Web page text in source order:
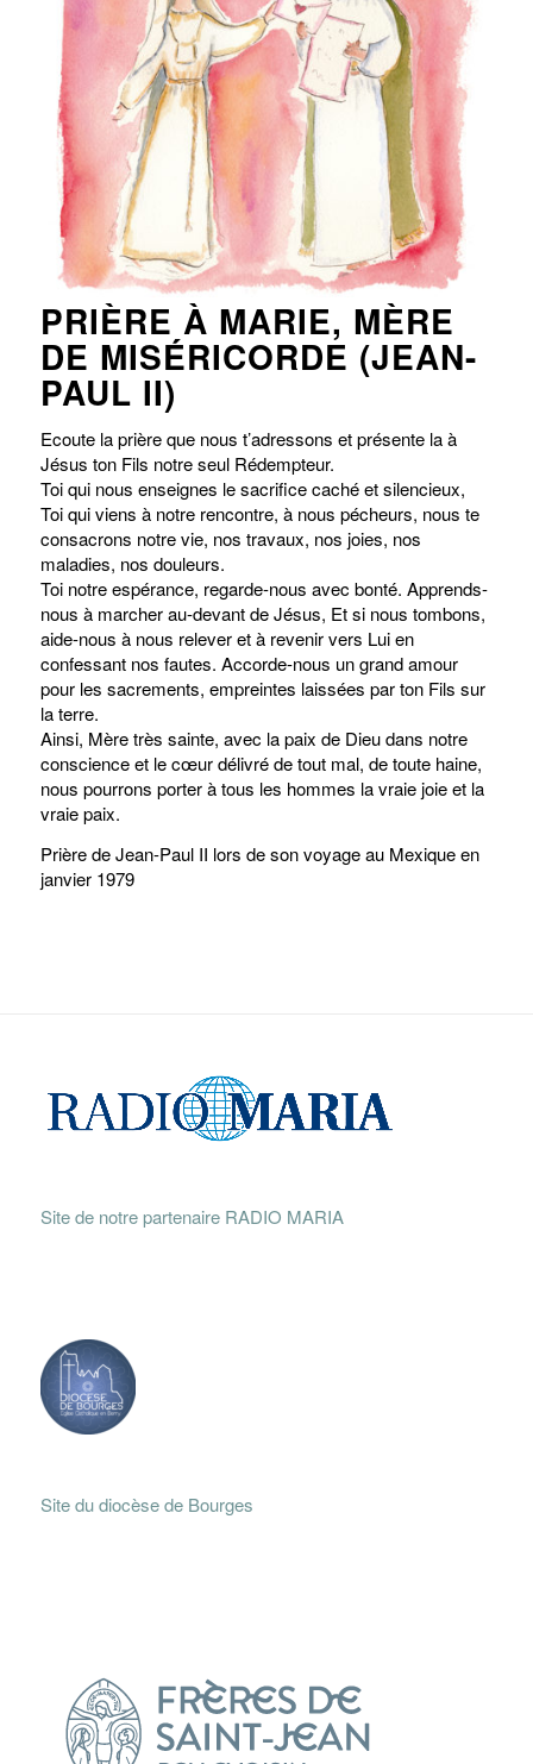
PRIÈRE À MARIE, MÈRE
DE MISÉRICORDE (JEAN-
PAUL II)
Ecoute la prière que nous t’adressons et présente la à
Jésus ton Fils notre seul Rédempteur.
Toi qui nous enseignes le sacrifice caché et silencieux,
Toi qui viens à notre rencontre, à nous pécheurs, nous te
consacrons notre vie, nos travaux, nos joies, nos
maladies, nos douleurs.
Toi notre espérance, regarde-nous avec bonté. Apprends-
nous à marcher au-devant de Jésus, Et si nous tombons,
aide-nous à nous relever et à revenir vers Lui en
confessant nos fautes. Accorde-nous un grand amour
pour les sacrements, empreintes laissées par ton Fils sur
la terre.
Ainsi, Mère très sainte, avec la paix de Dieu dans notre
conscience et le cœur délivré de tout mal, de toute haine,
nous pourrons porter à tous les hommes la vraie joie et la
vraie paix.
Prière de Jean-Paul II lors de son voyage au Mexique en
janvier 1979
Site de notre partenaire RADIO MARIA
Site du diocèse de Bourges